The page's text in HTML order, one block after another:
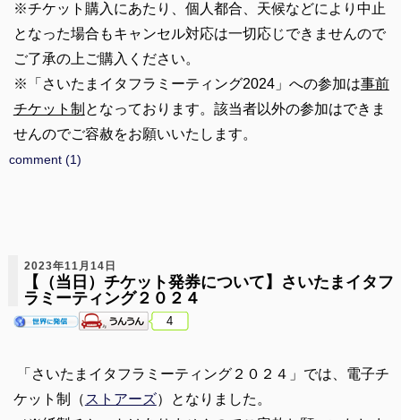
※チケット購入にあたり、個人都合、天候などにより中止
となった場合もキャンセル対応は一切応じできませんので
ご了承の上ご購入ください。
※「さいたまイタフラミーティング2024」への参加は事前
チケット制 となっております。該当者以外の参加はできま
せんのでご容赦をお願いいたします。
comment (1)
2023年11月14日
【（当日）チケット発券について】さいたまイタフ
ラミーティング２０２４
4
「さいたまイタフラミーティング２０２４」では、電子チ
ケット制（ ストアーズ）となりました。